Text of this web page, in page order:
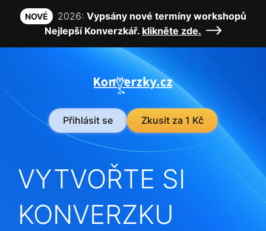
NOVÉ 2026: Vypsány nové termíny workshopů
Nejlepší Konverzkář. klikněte zde.
Přihlásit se Zkusit za 1 Kč
VYTVOŘTE SI
KONVERZKU